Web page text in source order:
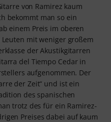
von Ramirez kaum
bekommt man so ein
einem Preis im oberen
mit weniger großem
der Akustikgitarren
del Tiempo Cedar in
aufgenommen. Der
der Zeit“ und ist ein
des spanischen
trotz des für ein Ramirez-
Preises dabei auf kaum